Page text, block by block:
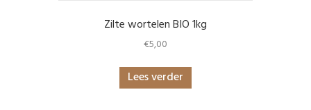
Zilte wortelen BIO 1kg
€5,00
Lees verder